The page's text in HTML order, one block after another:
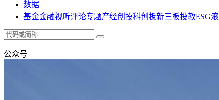
数据
基金金融视听评论专题产经创投科创板新三板投教ESG
公众号